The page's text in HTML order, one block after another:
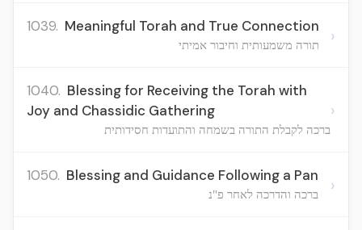
1039. Meaningful Torah and True Connection
תורה משמעותית וחיבור אמיתי ›
1040. Blessing for Receiving the Torah with
Joy and Chassidic Gathering
ברכה לקבלת התורה בשמחה והתועדות חסידותית
›
1050. Blessing and Guidance Following a Pan
ברכה והדרכה לאחר פ"נ ›